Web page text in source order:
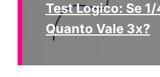
Test Logico: Se 1/
Quanto Vale 3x?